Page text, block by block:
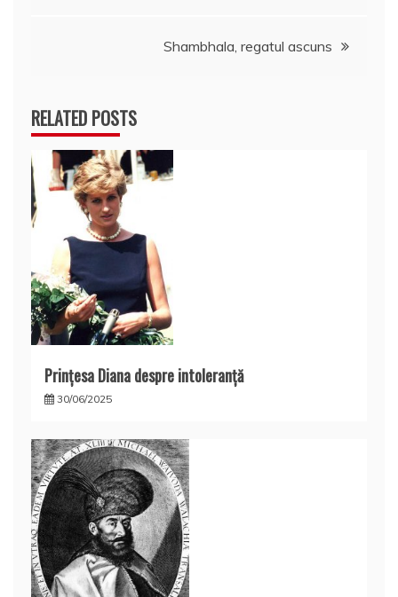
Shambhala, regatul ascuns
RELATED POSTS
Prințesa Diana despre intoleranță
30/06/2025